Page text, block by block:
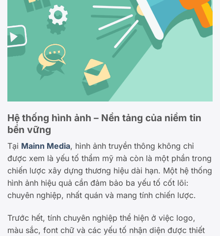
Hệ thống hình ảnh – Nền tảng của niềm tin
bền vững
Tại Mainn Media, hình ảnh truyền thông không chỉ
được xem là yếu tố thẩm mỹ mà còn là một phần trong
chiến lược xây dựng thương hiệu dài hạn. Một hệ thống
hình ảnh hiệu quả cần đảm bảo ba yếu tố cốt lõi:
chuyên nghiệp, nhất quán và mang tính chiến lược.
Trước hết, tính chuyên nghiệp thể hiện ở việc logo,
màu sắc, font chữ và các yếu tố nhận diện được thiết